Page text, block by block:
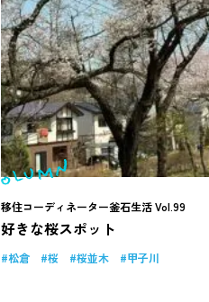
移住コーディネーター釜石生活 Vol.99
好きな桜スポット
松倉 桜 桜並木 甲子川